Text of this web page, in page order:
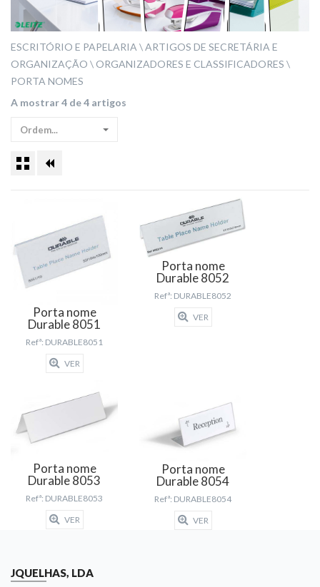
ESCRITÓRIO E PAPELARIA
ARTIGOS DE SECRETÁRIA E
ORGANIZAÇÃO
ORGANIZADORES E CLASSIFICADORES
PORTA NOMES
A mostrar 4 de 4 artigos
Ordem...
Porta nome
Durable 8051
Refª: DURABLE8051
VER
Porta nome
Durable 8052
Refª: DURABLE8052
VER
Porta nome
Durable 8053
Refª: DURABLE8053
VER
Porta nome
Durable 8054
Refª: DURABLE8054
VER
JQUELHAS, LDA